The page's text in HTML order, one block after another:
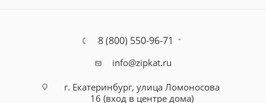
8 (800) 550-96-71
info@zipkat.ru
г. Екатеринбург, улица Ломоносова
16 (вход в центре дома)